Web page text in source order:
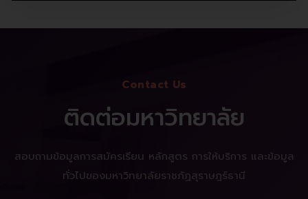
Contact Us
ติดต่อมหาวิทยาลัย
สอบถามข้อมูลการสมัครเรียน หลักสูตร การให้บริการ และข้อมูล
ทั่วไปของมหาวิทยาลัยราชภัฏสุราษฎร์ธานี